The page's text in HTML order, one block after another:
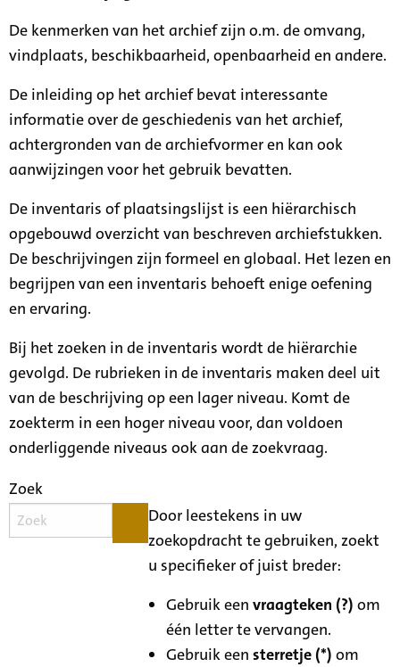
De kenmerken van het archief zijn o.m. de omvang,
vindplaats, beschikbaarheid, openbaarheid en andere.
De inleiding op het archief bevat interessante
informatie over de geschiedenis van het archief,
achtergronden van de archiefvormer en kan ook
aanwijzingen voor het gebruik bevatten.
De inventaris of plaatsingslijst is een hiërarchisch
opgebouwd overzicht van beschreven archiefstukken.
De beschrijvingen zijn formeel en globaal. Het lezen en
begrijpen van een inventaris behoeft enige oefening
en ervaring.
Bij het zoeken in de inventaris wordt de hiërarchie
gevolgd. De rubrieken in de inventaris maken deel uit
van de beschrijving op een lager niveau. Komt de
zoekterm in een hoger niveau voor, dan voldoen
onderliggende niveaus ook aan de zoekvraag.
Zoek
Door leestekens in uw
zoekopdracht te gebruiken, zoekt
u specifieker of juist breder:
Gebruik eenvraagteken (?) om
één letter te vervangen.
Gebruik eensterretje (*) om